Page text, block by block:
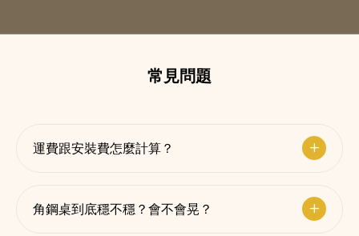
常見問題
運費跟安裝費怎麼計算？
角鋼桌到底穩不穩？會不會晃？